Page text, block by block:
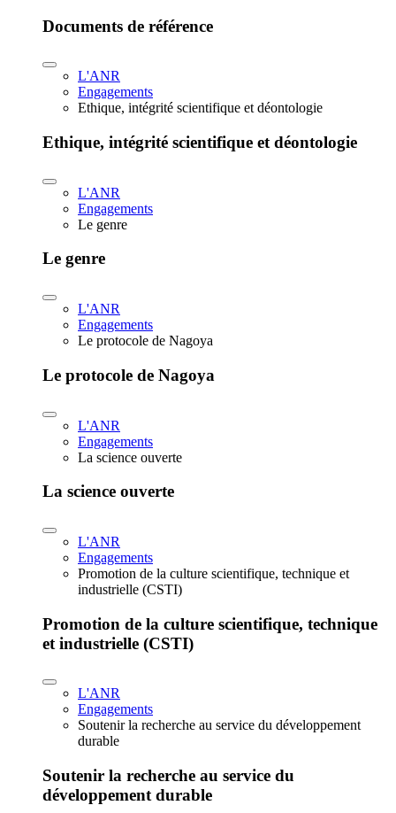
Documents de référence
L'ANR
Engagements
Ethique, intégrité scientifique et déontologie
Ethique, intégrité scientifique et déontologie
L'ANR
Engagements
Le genre
Le genre
L'ANR
Engagements
Le protocole de Nagoya
Le protocole de Nagoya
L'ANR
Engagements
La science ouverte
La science ouverte
L'ANR
Engagements
Promotion de la culture scientifique, technique et
industrielle (CSTI)
Promotion de la culture scientifique, technique
et industrielle (CSTI)
L'ANR
Engagements
Soutenir la recherche au service du développement
durable
Soutenir la recherche au service du
développement durable